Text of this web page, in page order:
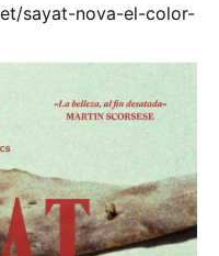
sayat-nova-el-color-